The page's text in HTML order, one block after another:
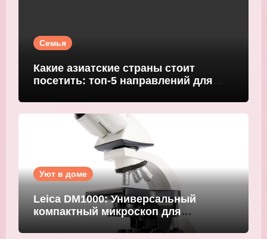
Семья
Какие азиатские страны стоит
посетить: топ-5 направлений для
Уют в доме
Leica DM1000: Универсальный
компактный микроскоп для
современных лабораторий